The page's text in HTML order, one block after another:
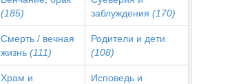
(185)
заблуждения (170)
Смерть / вечная
жизнь (111)
Родители и дети
(108)
Храм и
Исповедь и